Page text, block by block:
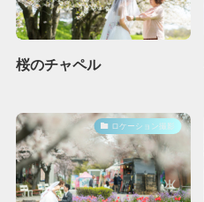
桜のチャペル
ロケーション撮影